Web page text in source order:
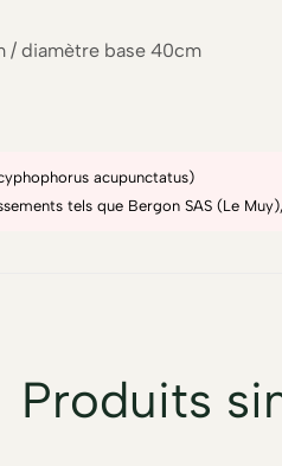
/ diamètre base 40cm
acupunctatus)
tels que Bergon SAS (Le
Produits